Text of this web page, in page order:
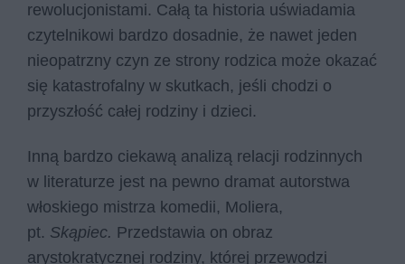
rewolucjonistami. Całą ta historia uświadamia
czytelnikowi bardzo dosadnie, że nawet jeden
nieopatrzny czyn ze strony rodzica może okazać
się katastrofalny w skutkach, jeśli chodzi o
przyszłość całej rodziny i dzieci.
Inną bardzo ciekawą analizą relacji rodzinnych
w literaturze jest na pewno dramat autorstwa
włoskiego mistrza komedii, Moliera,
pt. Skąpiec. Przedstawia on obraz
arystokratycznej rodziny, której przewodzi